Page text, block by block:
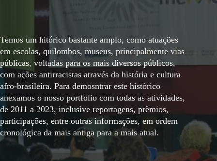
Temos um hitórico bastante amplo, como atuações
em escolas, quilombos, museus, principalmente vias
públicas, voltadas para os mais diversos públicos,
com ações antirracistas através da história e cultura
afro-brasileira. Para demosntrar este histórico
anexamos o nosso portfolio com todas as atividades,
de 2011 a 2023, inclusive reportagens, prêmios,
participações, entre outras informações, em ordem
cronológica da mais antiga para a mais atual.